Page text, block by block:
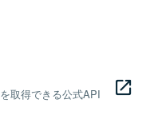
取得できる公式API